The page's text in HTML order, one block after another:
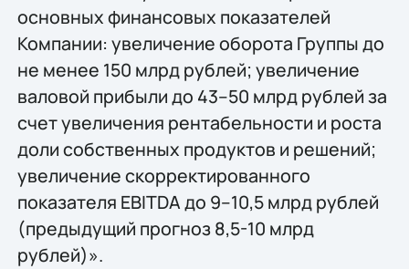
основных финансовых показателей
Компании: увеличение оборота Группы до
не менее 150 млрд рублей; увеличение
валовой прибыли до 43–50 млрд рублей за
счет увеличения рентабельности и роста
доли собственных продуктов и решений;
увеличение скорректированного
показателя EBITDA до 9–10,5 млрд рублей
(предыдущий прогноз 8,5-10 млрд
рублей)».